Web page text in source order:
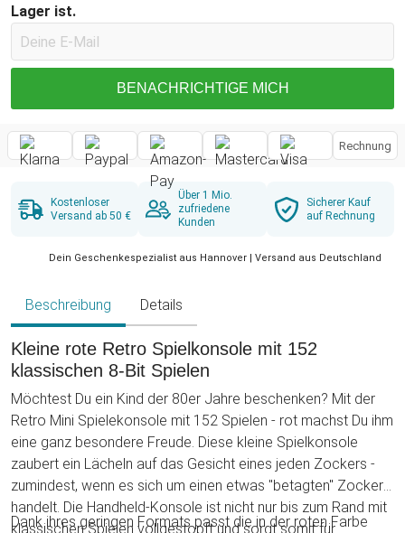
Lager ist.
BENACHRICHTIGE MICH
Rechnung
Kostenloser
Versand ab 50 €
Über 1 Mio.
zufriedene
Kunden
Sicherer Kauf
auf Rechnung
Dein Geschenkespezialist aus Hannover | Versand aus Deutschland
Beschreibung Details
Kleine rote Retro Spielkonsole mit 152
klassischen 8-Bit Spielen
Möchtest Du ein Kind der 80er Jahre beschenken? Mit der
Retro Mini Spielekonsole mit 152 Spielen - rot machst Du ihm
eine ganz besondere Freude. Diese kleine Spielkonsole
zaubert ein Lächeln auf das Gesicht eines jeden Zockers -
zumindest, wenn es sich um einen etwas "betagten" Zocker
handelt. Die Handheld-Konsole ist nicht nur bis zum Rand mit
klassischen Spielen vollgestopft und sorgt somit für
Dank ihres geringen Formats passt die in der roten Farbe